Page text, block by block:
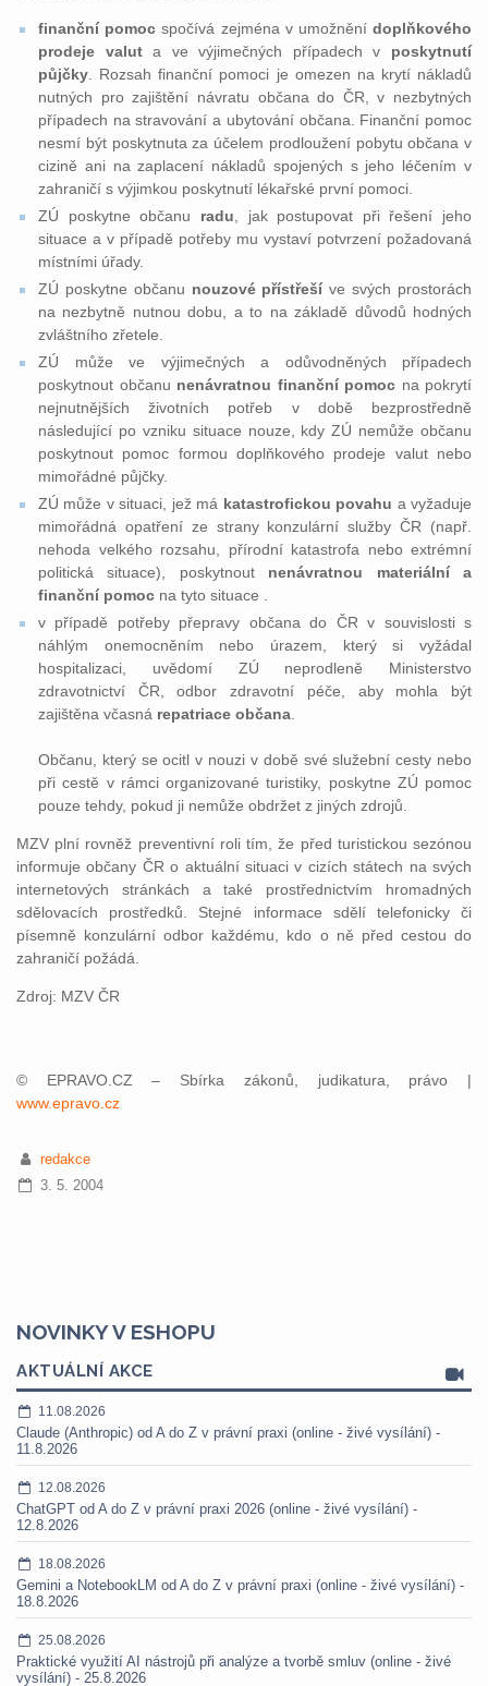
finanční pomocspočívá zejména v umožněnídoplňkového
prodeje valuta ve výjimečných případech v poskytnutí
půjčky . Rozsah finanční pomoci je omezen na krytí nákladů
nutných pro zajištění návratu občana do ČR, v nezbytných
případech na stravování a ubytování občana. Finanční pomoc
nesmí být poskytnuta za účelem prodloužení pobytu občana v
cizině ani na zaplacení nákladů spojených s jeho léčením v
zahraničí s výjimkou poskytnutí lékařské první pomoci.
ZÚ poskytne občanu radu , jak postupovat při řešení jeho
situace a v případě potřeby mu vystaví potvrzení požadovaná
místními úřady.
ZÚ poskytne občanu nouzové přístřešíve svých prostorách
na nezbytně nutnou dobu, a to na základě důvodů hodných
zvláštního zřetele.
ZÚ může ve výjimečných a odůvodněných případech
poskytnout občanu nenávratnou finanční pomoc na pokrytí
nejnutnějších životních potřeb v době bezprostředně
následující po vzniku situace nouze, kdy ZÚ nemůže občanu
poskytnout pomoc formou doplňkového prodeje valut nebo
mimořádné půjčky.
ZÚ může v situaci, jež má katastrofickou povahu a vyžaduje
mimořádná opatření ze strany konzulární služby ČR (např.
nehoda velkého rozsahu, přírodní katastrofa nebo extrémní
politická situace), poskytnout nenávratnou materiální a
finanční pomoc na tyto situace .
v případě potřeby přepravy občana do ČR v souvislosti s
náhlým onemocněním nebo úrazem, který si vyžádal
hospitalizaci, uvědomí ZÚ neprodleně Ministerstvo
zdravotnictví ČR, odbor zdravotní péče, aby mohla být
zajištěna včasná repatriace občana
Občanu, který se ocitl v nouzi v době své služební cesty nebo
při cestě v rámci organizované turistiky, poskytne ZÚ pomoc
pouze tehdy, pokud ji nemůže obdržet z jiných zdrojů.
MZV plní rovněž preventivní roli tím, že před turistickou sezónou
informuje občany ČR o aktuální situaci v cizích státech na svých
internetových stránkách a také prostřednictvím hromadných
sdělovacích prostředků. Stejné informace sdělí telefonicky či
písemně konzulární odbor každému, kdo o ně před cestou do
zahraničí požádá.
Zdroj: MZV ČR
© EPRAVO.CZ – Sbírka zákonů, judikatura, právo |
www.epravo.cz
redakce
3. 5. 2004
NOVINKY V ESHOPU
AKTUÁLNÍ AKCE
11.08.2026
Claude (Anthropic) od A do Z v právní praxi (online - živé vysílání) -
11.8.2026
12.08.2026
ChatGPT od A do Z v právní praxi 2026 (online - živé vysílání) -
12.8.2026
18.08.2026
Gemini a NotebookLM od A do Z v právní praxi (online - živé vysílání) -
18.8.2026
25.08.2026
Praktické využití AI nástrojů při analýze a tvorbě smluv (online - živé
vysílání) - 25.8.2026